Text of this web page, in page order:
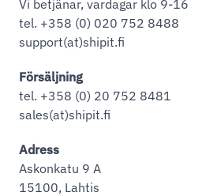
Vi betjänar, vardagar klo 9-16
tel. +358 (0) 020 752 8488
support(at)shipit.fi
Försäljning
tel. +358 (0) 20 752 8481
sales(at)shipit.fi
Adress
Askonkatu 9 A
15100, Lahtis